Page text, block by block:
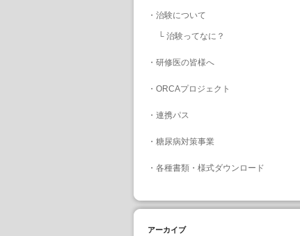
・ 治験について
└ 治験ってなに？
・ 研修医の皆様へ
・ ORCAプロジェクト
・ 連携パス
・ 糖尿病対策事業
・ 各種書類・様式ダウンロード
アーカイブ